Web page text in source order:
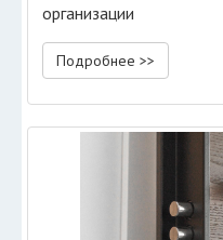
организации
Подробнее >>